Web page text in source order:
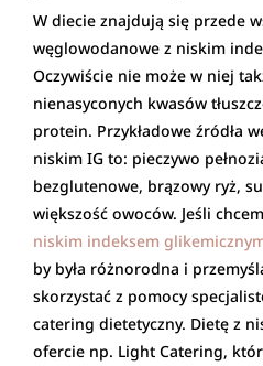
W diecie znajdują się przede
węglowodanowe z niskim
Oczywiście nie może w niej
nienasyconych kwasów
protein. Przykładowe źródła
niskim IG to: pieczywo
bezglutenowe, brązowy ryż,
większość owoców. Jeśli
niskim indeksem
by była różnorodna i
skorzystać z pomocy
catering dietetyczny. Dietę z
ofercie np. Light Catering,